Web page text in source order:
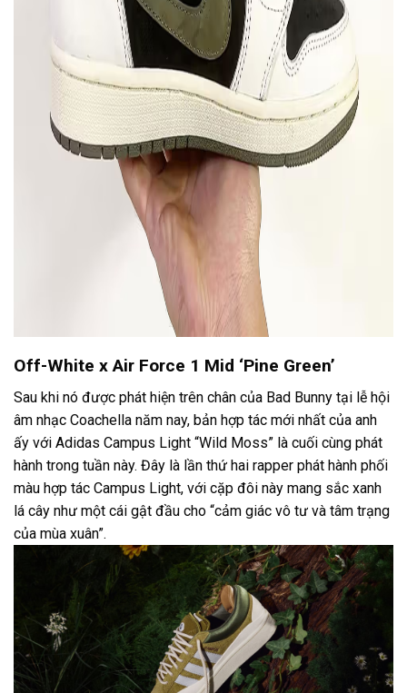
Off-White x Air Force 1 Mid ‘Pine Green’
Sau khi nó được phát hiện trên chân của Bad Bunny tại lễ hội
âm nhạc Coachella năm nay, bản hợp tác mới nhất của anh
ấy với Adidas Campus Light “Wild Moss” là cuối cùng phát
hành trong tuần này. Đây là lần thứ hai rapper phát hành phối
màu hợp tác Campus Light, với cặp đôi này mang sắc xanh
lá cây như một cái gật đầu cho “cảm giác vô tư và tâm trạng
của mùa xuân”.